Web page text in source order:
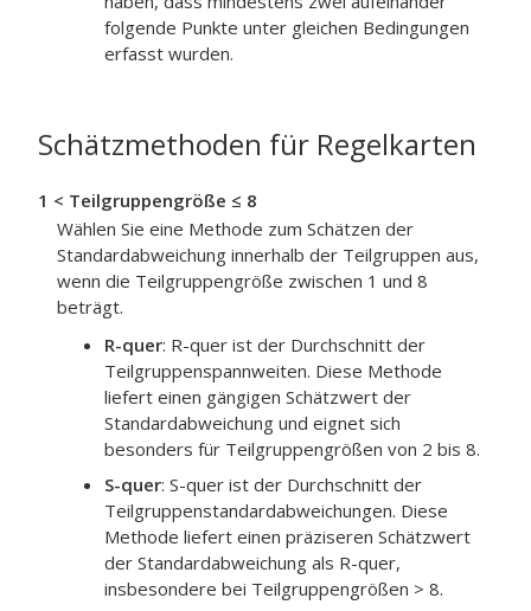
folgende Punkte unter gleichen Bedingungen
erfasst wurden.
Schätzmethoden für Regelkarten
1 < Teilgruppengröße ≤ 8
Wählen Sie eine Methode zum Schätzen der
Standardabweichung innerhalb der Teilgruppen aus,
wenn die Teilgruppengröße zwischen 1 und 8
beträgt.
R-quer: R-quer ist der Durchschnitt der
Teilgruppenspannweiten. Diese Methode
liefert einen gängigen Schätzwert der
Standardabweichung und eignet sich
besonders für Teilgruppengrößen von 2 bis 8.
S-quer: S-quer ist der Durchschnitt der
Teilgruppenstandardabweichungen. Diese
Methode liefert einen präziseren Schätzwert
der Standardabweichung als R-quer,
insbesondere bei Teilgruppengrößen > 8.